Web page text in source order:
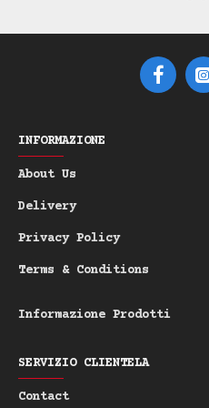
compatto di 7
adatta facilmente
tuo kit da viaggio,
molla per un
una facile
con Cura.
Dimensioni:
cm (Ideale per
INFORMAZIONE
About Us
Delivery
Privacy Policy
Terms & Conditions
Informazione Prodotti
SERVIZIO CLIENTELA
Contact